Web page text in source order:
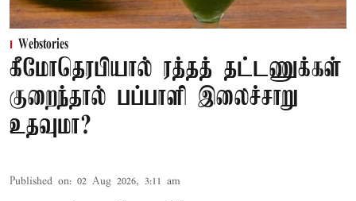
Webstories
கீமோதெரபியால் ரத்தத் தட்டணுக்கள்
குறைந்தால் பப்பாளி இலைச்சாறு
உதவுமா?
Published on: 02 Aug 2026, 3:11 am